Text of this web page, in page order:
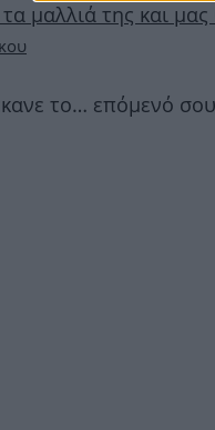
μαλλιά της και
το… επόμενό